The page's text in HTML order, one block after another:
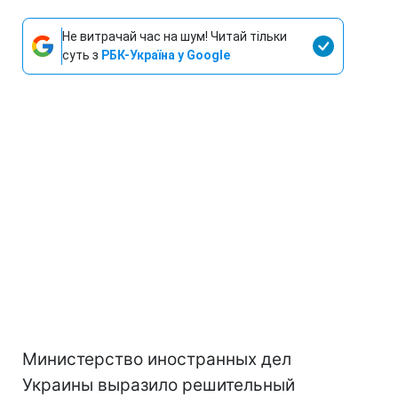
Не витрачай час на шум! Читай тільки
суть з РБК-Україна у Google
Министерство иностранных дел
Украины выразило решительный